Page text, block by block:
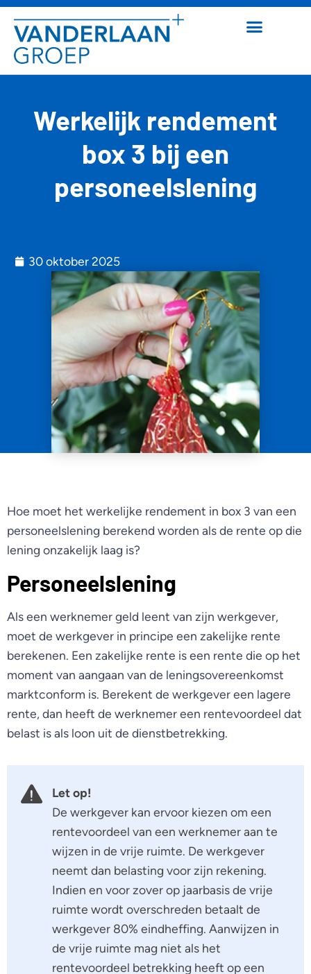
Werkelijk rendement
box 3 bij een
personeelslening
30 oktober 2025
Hoe moet het werkelijke rendement in box 3 van een
personeelslening berekend worden als de rente op die
lening onzakelijk laag is?
Personeelslening
Als een werknemer geld leent van zijn werkgever,
moet de werkgever in principe een zakelijke rente
berekenen. Een zakelijke rente is een rente die op het
moment van aangaan van de leningsovereenkomst
marktconform is. Berekent de werkgever een lagere
rente, dan heeft de werknemer een rentevoordeel dat
belast is als loon uit de dienstbetrekking.
Let op!
De werkgever kan ervoor kiezen om een
rentevoordeel van een werknemer aan te
wijzen in de vrije ruimte. De werkgever
neemt dan belasting voor zijn rekening.
Indien en voor zover op jaarbasis de vrije
ruimte wordt overschreden betaalt de
werkgever 80% eindheffing. Aanwijzen in
de vrije ruimte mag niet als het
rentevoordeel betrekking heeft op een